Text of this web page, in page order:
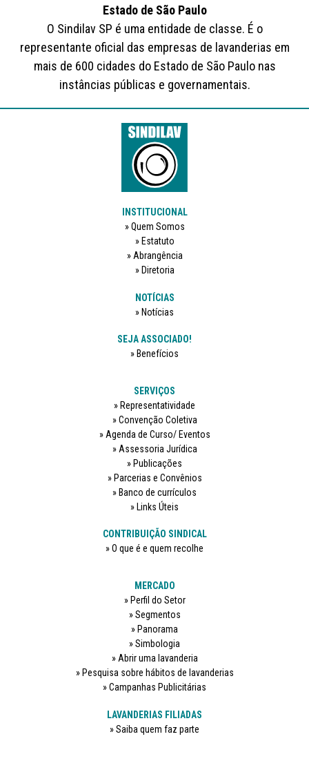
Estado de São Paulo
O Sindilav SP é uma entidade de classe. É o
representante oficial das empresas de lavanderias em
mais de 600 cidades do Estado de São Paulo nas
instâncias públicas e governamentais.
INSTITUCIONAL
Quem Somos
Estatuto
Abrangência
Diretoria
NOTÍCIAS
Notícias
SEJA ASSOCIADO!
Benefícios
SERVIÇOS
Representatividade
Convenção Coletiva
Agenda de Curso/ Eventos
Assessoria Jurídica
Publicações
Parcerias e Convênios
Banco de currículos
Links Úteis
CONTRIBUIÇÃO SINDICAL
O que é e quem recolhe
MERCADO
Perfil do Setor
Segmentos
Panorama
Simbologia
Abrir uma lavanderia
Pesquisa sobre hábitos de lavanderias
Campanhas Publicitárias
LAVANDERIAS FILIADAS
Saiba quem faz parte